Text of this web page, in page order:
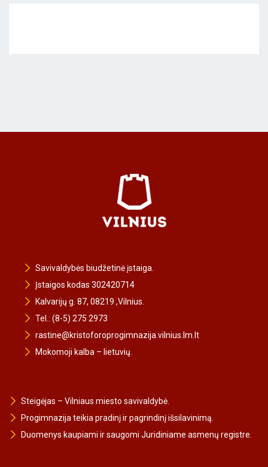
Savivaldybės biudžetinė įstaiga.
Įstaigos kodas 302420714
Kalvarijų g. 87, 08219 ,Vilnius.
Tel.: (8-5) 275 2973
rastine@kristoforoprogimnazija.vilnius.lm.lt
Mokomoji kalba – lietuvių.
Steigėjas – Vilniaus miesto savivaldybė.
Progimnazija teikia pradinį ir pagrindinį išsilavinimą.
Duomenys kaupiami ir saugomi Juridiniame asmenų registre.